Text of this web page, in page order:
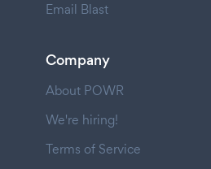
Email Blast
Company
About POWR
We're hiring!
Terms of Service